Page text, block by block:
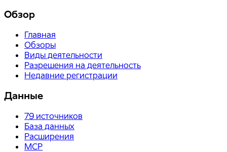
Обзор
Главная
Обзоры
Виды деятельности
Разрешения на деятельность
Недавние регистрации
Данные
79 источников
База данных
Расширения
MCP